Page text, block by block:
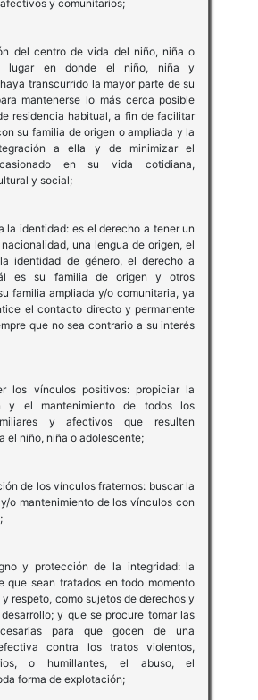
y comunitarios;
del centro de vida del niño, niña o
lugar en donde el niño, niña y
transcurrido la mayor parte de su
mantenerse lo más cerca posible
residencia habitual, a fin de facilitar
su familia de origen o ampliada y la
a ella y de minimizar el
en su vida cotidiana,
y social;
la identidad: es el derecho a tener un
una lengua de origen, el
identidad de género, el derecho a
es su familia de origen y otros
familia ampliada y/o comunitaria, ya
el contacto directo y permanente
que no sea contrario a su interés
los vínculos positivos: propiciar la
y el mantenimiento de todos los
y afectivos que resulten
el niño, niña o adolescente;
de los vínculos fraternos: buscar la
o mantenimiento de los vínculos con
y protección de la integridad: la
que sean tratados en todo momento
respeto, como sujetos de derechos y
y que se procure tomar las
para que gocen de una
contra los tratos violentos,
o humillantes, el abuso, el
forma de explotación;